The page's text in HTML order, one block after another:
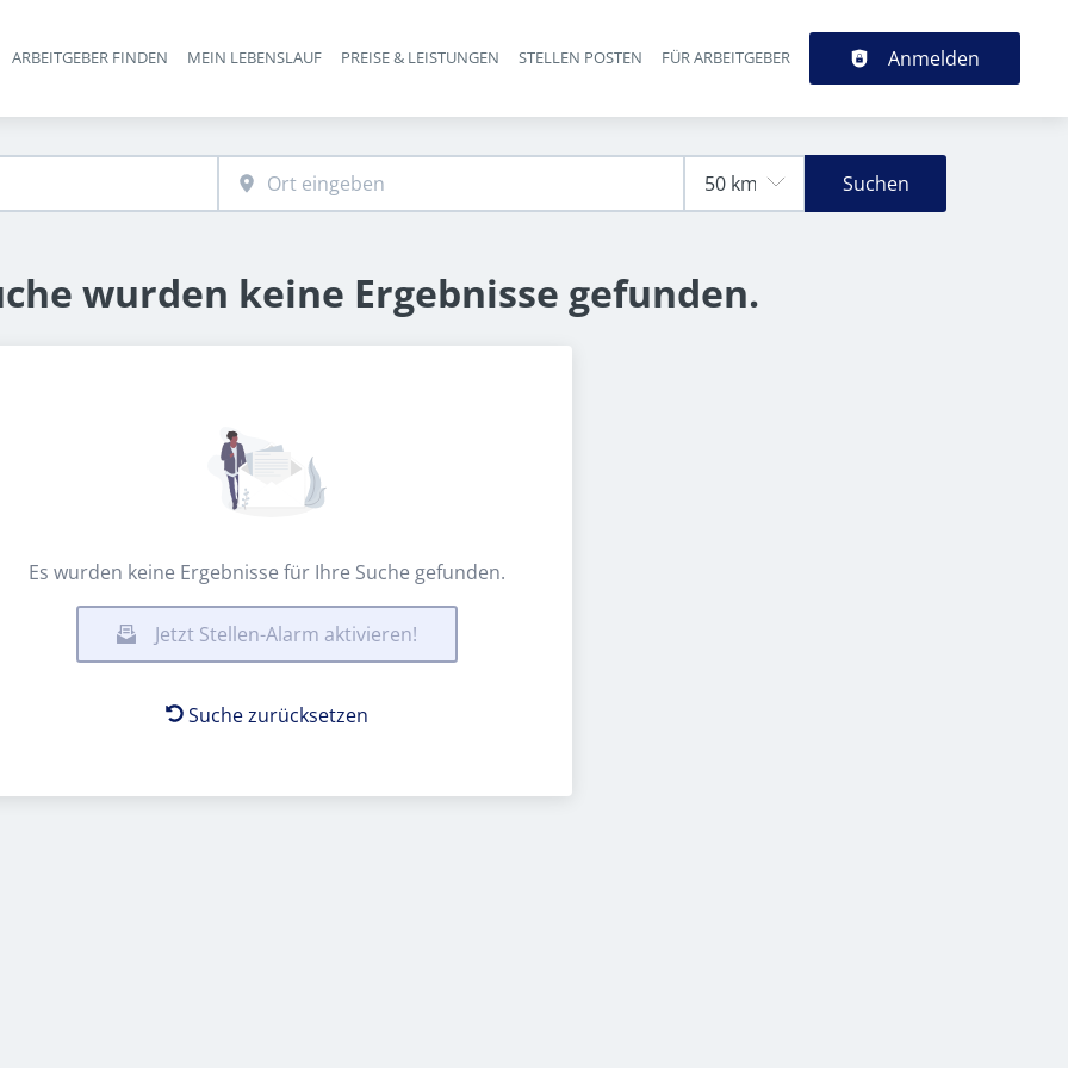
Haupt-Navigation
ARBEITGEBER FINDEN MEIN LEBENSLAUF PREISE & LEISTUNGEN STELLEN POSTEN FÜR ARBEITGEBER Anmelden
Suchen
wurden keine Ergebnisse gefunden.
Es wurden keine Ergebnisse für Ihre Suche gefunden.
Jetzt Stellen-Alarm aktivieren!
Suche zurücksetzen